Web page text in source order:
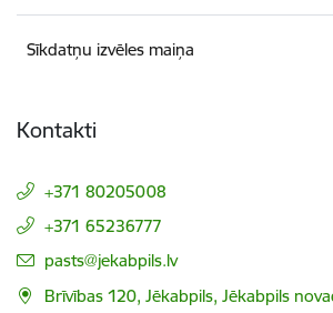
Sīkdatņu izvēles maiņa
Kontakti
+371 80205008
+371 65236777
E-pasts:
pasts@jekabpils.lv
Brīvības 120, Jēkabpils, Jēkabpils